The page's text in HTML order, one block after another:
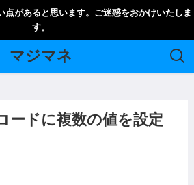
点があると思います。ご迷惑をおかけいたしま
す。
マジマネ
ードに複数の値を設定